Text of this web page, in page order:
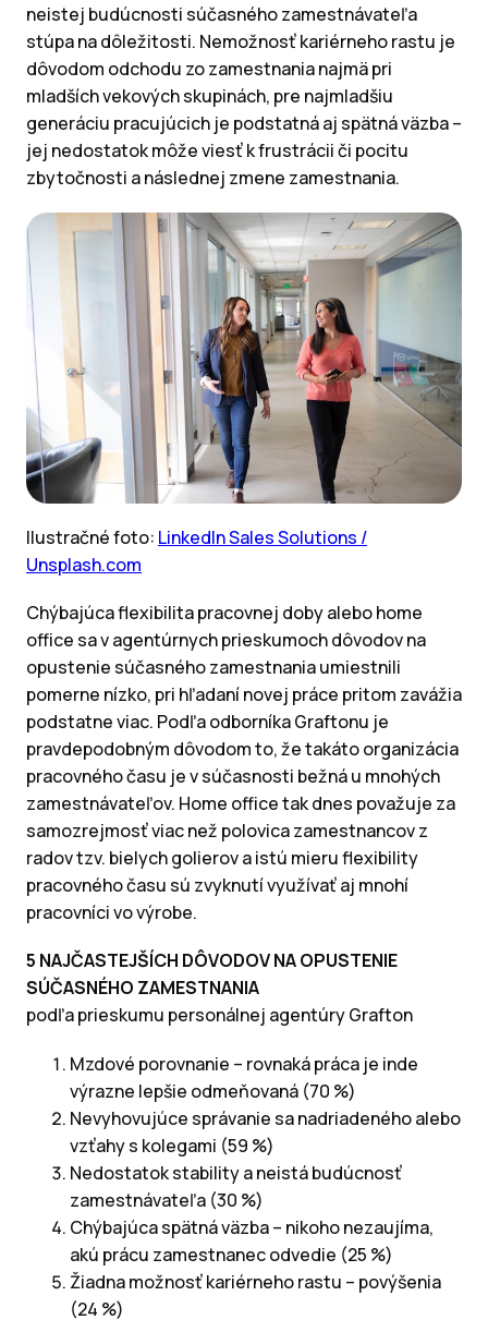
neistej budúcnosti súčasného zamestnávateľa
stúpa na dôležitosti. Nemožnosť kariérneho rastu je
dôvodom odchodu zo zamestnania najmä pri
mladších vekových skupinách, pre najmladšiu
generáciu pracujúcich je podstatná aj spätná väzba –
jej nedostatok môže viesť k frustrácii či pocitu
zbytočnosti a následnej zmene zamestnania.
Ilustračné foto: LinkedIn Sales Solutions /
Unsplash.com
Chýbajúca flexibilita pracovnej doby alebo home
office sa v agentúrnych prieskumoch dôvodov na
opustenie súčasného zamestnania umiestnili
pomerne nízko, pri hľadaní novej práce pritom zavážia
podstatne viac. Podľa odborníka Graftonu je
pravdepodobným dôvodom to, že takáto organizácia
pracovného času je v súčasnosti bežná u mnohých
zamestnávateľov. Home office tak dnes považuje za
samozrejmosť viac než polovica zamestnancov z
radov tzv. bielych golierov a istú mieru flexibility
pracovného času sú zvyknutí využívať aj mnohí
pracovníci vo výrobe.
5 NAJČASTEJŠÍCH DÔVODOV NA OPUSTENIE
SÚČASNÉHO ZAMESTNANIA
podľa prieskumu personálnej agentúry Grafton
Mzdové porovnanie – rovnaká práca je inde
výrazne lepšie odmeňovaná (70 %)
Nevyhovujúce správanie sa nadriadeného alebo
vzťahy s kolegami (59 %)
Nedostatok stability a neistá budúcnosť
zamestnávateľa (30 %)
Chýbajúca spätná väzba – nikoho nezaujíma,
akú prácu zamestnanec odvedie (25 %)
Žiadna možnosť kariérneho rastu – povýšenia
(24 %)